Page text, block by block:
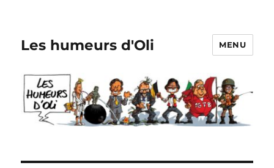
Les humeurs d'Oli MENU